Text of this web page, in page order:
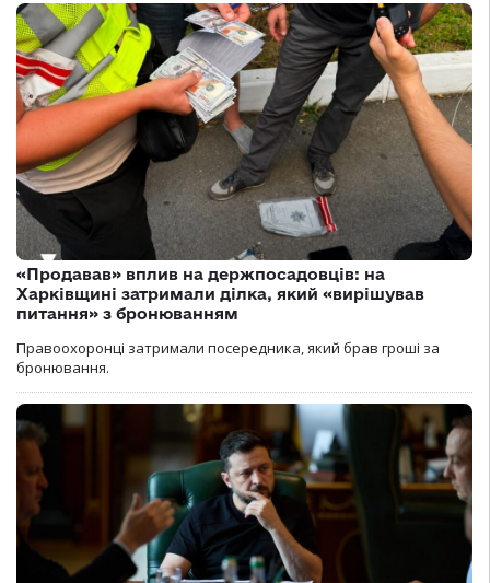
«Продавав» вплив на держпосадовців: на
Харківщині затримали ділка, який «вирішував
питання» з бронюванням
Правоохоронці затримали посередника, який брав гроші за
бронювання.